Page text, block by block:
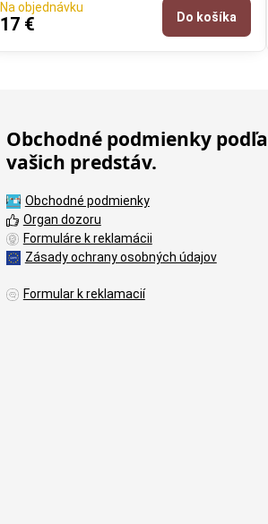
Na objednávku
17 € Do košíka
Obchodné podmienky podľa
vašich predstáv.
Obchodné podmienky
Organ dozoru
Formuláre k reklamácii
Zásady ochrany osobných údajov
Formular k reklamacií